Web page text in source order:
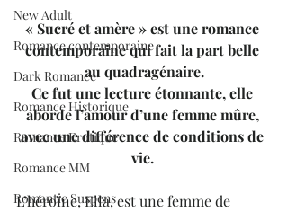
New Adult
Romance contemporaine
Dark Romance
Romance Historique
Romance Erotique
Romance MM
Romantic Suspens
« Sucré et amère » est une romance
contemporaine qui fait la part belle
au quadragénaire.
Ce fut une lecture étonnante, elle
aborde l’amour d’une femme mûre,
avec une différence de conditions de
vie.
L’héroïne, Ella, est une femme de